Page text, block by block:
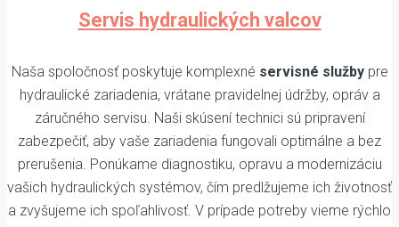
Servis hydraulických valcov
Naša spoločnosť poskytuje komplexné servisné službypre
hydraulické zariadenia, vrátane pravidelnej údržby, opráv a
záručného servisu. Naši skúsení technici sú pripravení
zabezpečiť, aby vaše zariadenia fungovali optimálne a bez
prerušenia. Ponúkame diagnostiku, opravu a modernizáciu
vašich hydraulických systémov, čím predlžujeme ich životnosť
a zvyšujeme ich spoľahlivosť. V prípade potreby vieme rýchlo